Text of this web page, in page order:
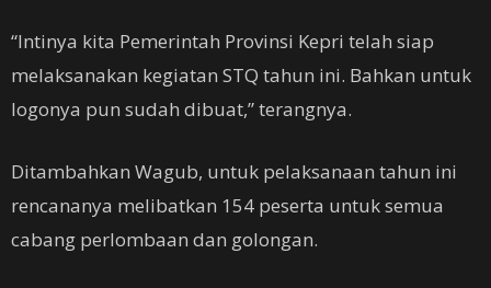
“Intinya kita Pemerintah Provinsi Kepri telah siap
melaksanakan kegiatan STQ tahun ini. Bahkan untuk
logonya pun sudah dibuat,” terangnya.
Ditambahkan Wagub, untuk pelaksanaan tahun ini
rencananya melibatkan 154 peserta untuk semua
cabang perlombaan dan golongan.